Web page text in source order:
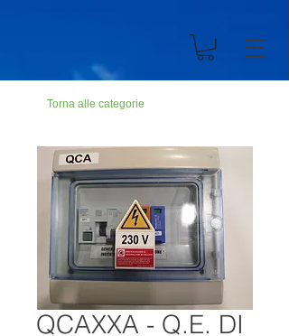
Torna alle categorie
QCAXXA - Q.E. DI